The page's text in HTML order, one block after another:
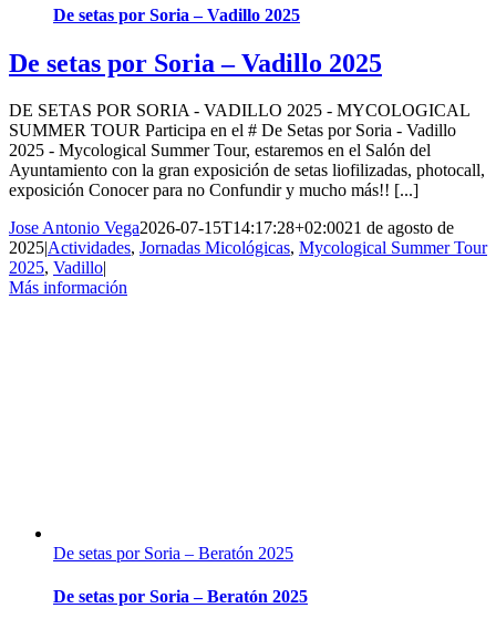
De setas por Soria – Vadillo 2025
De setas por Soria – Vadillo 2025
DE SETAS POR SORIA - VADILLO 2025 - MYCOLOGICAL
SUMMER TOUR Participa en el # De Setas por Soria - Vadillo
2025 - Mycological Summer Tour, estaremos en el Salón del
Ayuntamiento con la gran exposición de setas liofilizadas, photocall,
exposición Conocer para no Confundir y mucho más!! [...]
Jose Antonio Vega2026-07-15T14:17:28+02:0021 de agosto de
2025|Actividades, Jornadas Micológicas, Mycological Summer Tour
2025, Vadillo|
Más información
De setas por Soria – Beratón 2025
De setas por Soria – Beratón 2025